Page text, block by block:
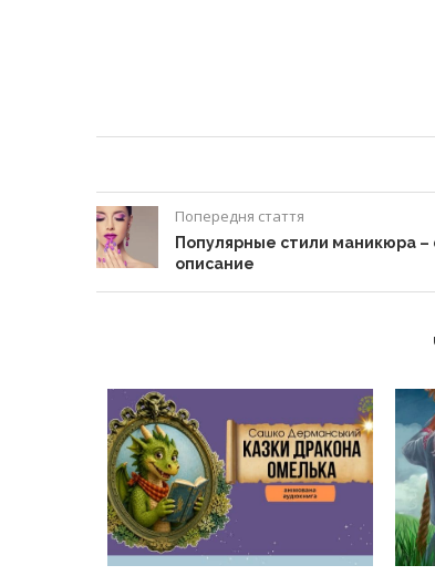
Попередня стаття
Популярные стили маникюра –
описание